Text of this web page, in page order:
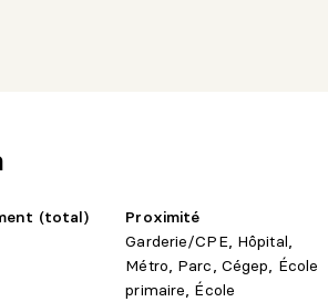
témoigne du potentiel à moyen
que patrimonial.
souhaitant s'établir dans l'un des
seront de 47 388$
(total)
Proximité
Garderie/CPE, Hôpital,
Métro, Parc, Cégep, École
primaire, École